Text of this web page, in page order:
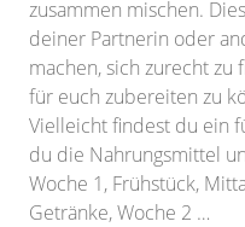
zusammen mischen.
deiner Partnerin oder
machen, sich zurecht
für euch zubereiten zu
Vielleicht findest du ein
du die Nahrungsmittel
Woche 1, Frühstück,
Getränke, Woche 2 …